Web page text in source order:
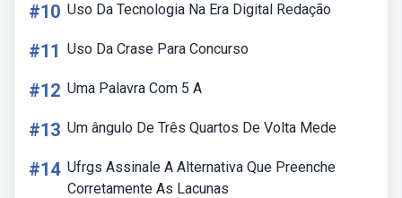
#10 Uso Da Tecnologia Na Era Digital Redação
#11 Uso Da Crase Para Concurso
#12 Uma Palavra Com 5 A
#13 Um ângulo De Três Quartos De Volta Mede
#14 Ufrgs Assinale A Alternativa Que Preenche
Corretamente As Lacunas